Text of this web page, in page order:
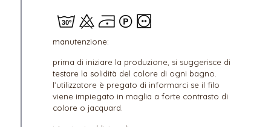
manutenzione:
prima di iniziare la produzione, si suggerisce di
testare la solidità del colore di ogni bagno.
l’utilizzatore è pregato di informarci se il filo
viene impiegato in maglia a forte contrasto di
colore o jacquard.